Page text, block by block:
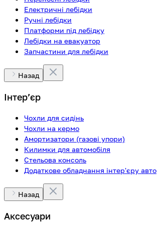
Електричні лебідки
Ручні лебідки
Платформи під лебідку
Лебідки на евакуатор
Запчастини для лебідки
Назад
Інтерʼєр
Чохли для сидінь
Чохли на кермо
Амортизатори (газові упори)
Килимки для автомобіля
Стельова консоль
Додаткове обладнання інтер'єру авто
Назад
Аксесуари